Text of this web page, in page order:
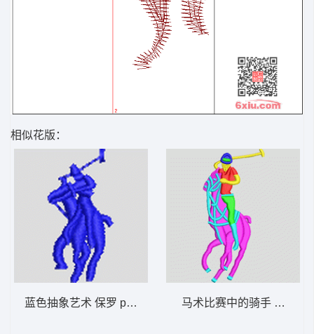
相似花版：
蓝色抽象艺术 保罗 polo 骑马 男装马术比赛中的骑手 保罗